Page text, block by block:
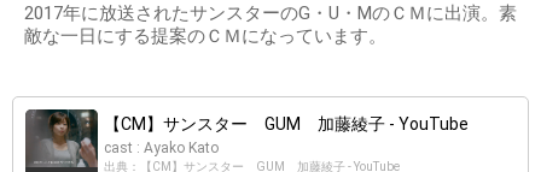
2017年に放送されたサンスターのG・U・MのＣＭに出演。素
敵な一日にする提案のＣＭになっています。
【CM】サンスター GUM 加藤綾子 - YouTube
cast : Ayako Kato
出典：【CM】サンスター GUM 加藤綾子 - YouTube